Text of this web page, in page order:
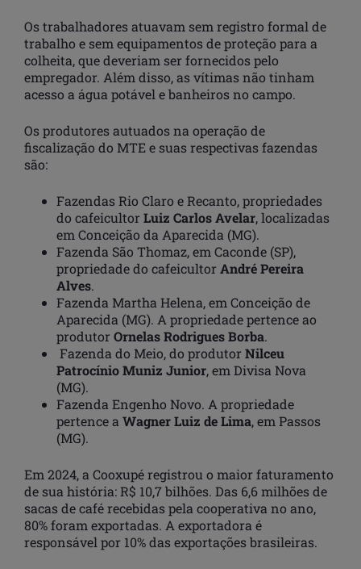
Os trabalhadores atuavam sem registro formal de
trabalho e sem equipamentos de proteção para a
colheita, que deveriam ser fornecidos pelo
empregador. Além disso, as vítimas não tinham
acesso a água potável e banheiros no campo.
Os produtores autuados na operação de
fiscalização do MTE e suas respectivas fazendas
são:
Fazendas Rio Claro e Recanto, propriedades
do cafeicultor Luiz Carlos Avelar, localizadas
em Conceição da Aparecida (MG).
Fazenda São Thomaz, em Caconde (SP),
propriedade do cafeicultor André Pereira
Alves.
Fazenda Martha Helena, em Conceição de
Aparecida (MG). A propriedade pertence ao
produtor Ornelas Rodrigues Borba.
Fazenda do Meio, do produtor Nilceu
Patrocínio Muniz Junior, em Divisa Nova
(MG).
Fazenda Engenho Novo. A propriedade
pertence aWagner Luiz de Lima, em Passos
(MG).
Em 2024, a Cooxupé registrou o maior faturamento
de sua história: R$ 10,7 bilhões. Das 6,6 milhões de
sacas de café recebidas pela cooperativa no ano,
80% foram exportadas. A exportadora é
responsável por 10% das exportações brasileiras.